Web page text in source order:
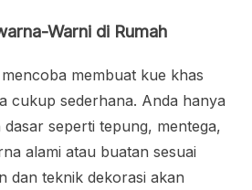
Warni di Rumah
membuat kue khas
cukup sederhana. Anda hanya
seperti tepung, mentega,
alami atau buatan sesuai
dan teknik dekorasi akan